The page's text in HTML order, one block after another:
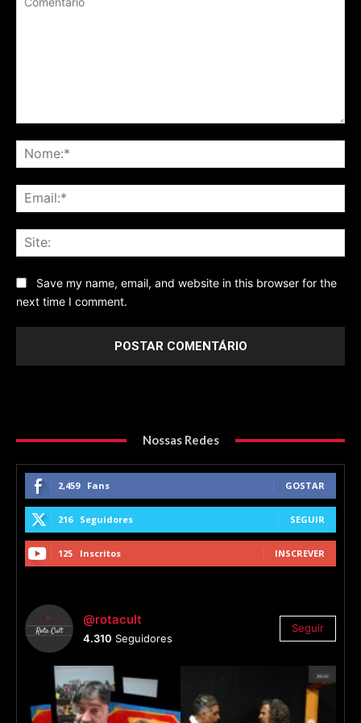
Save my name, email, and website in this browser for the
next time I comment.
Nossas Redes
2,459 Fans GOSTAR
216 Seguidores SEGUIR
125 Inscritos INSCREVER
@rotacult
4.310 Seguidores
Seguir